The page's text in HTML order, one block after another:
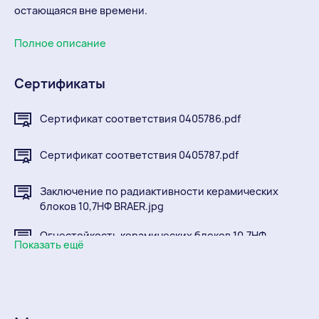
остающаяся вне времени.
Полное описание
Сертификаты
Сертификат соответствия 0405786.pdf
Сертификат соответствия 0405787.pdf
Заключение по радиактивности керамических
блоков 10,7НФ BRAER.jpg
Огнестойкость керамических блоков 10,7НФ
BRAER.pdf
Показать ещё